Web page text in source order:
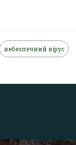
небезпечний вірус